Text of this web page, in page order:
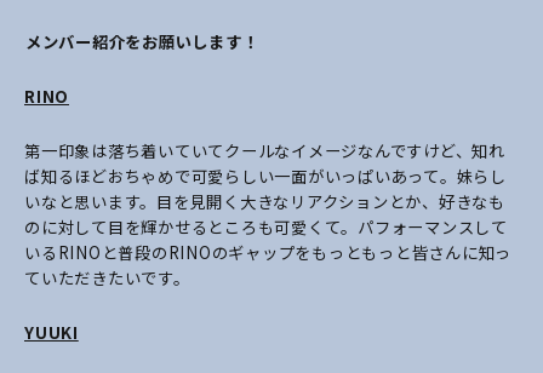
――メンバー紹介をお願いします！
RINO
第一印象は落ち着いていてクールなイメージなんですけど、知れ
ば知るほどおちゃめで可愛らしい一面がいっぱいあって。妹らし
いなと思います。目を見開く大きなリアクションとか、好きなも
のに対して目を輝かせるところも可愛くて。パフォーマンスして
いるRINOと普段のRINOのギャップをもっともっと皆さんに知っ
ていただきたいです。
YUUKI